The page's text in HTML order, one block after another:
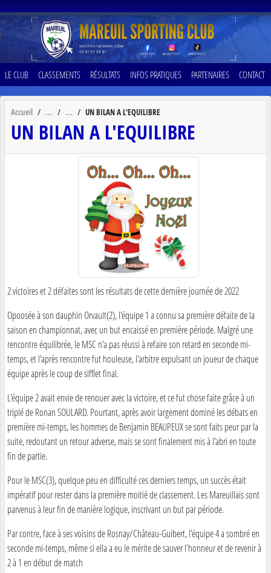
LE CLUB CLASSEMENTS RÉSULTATS INFOS PRATIQUES PARTENAIRES CONTACT
Accueil UN BILAN A L'EQUILIBRE
UN BILAN A L'EQUILIBRE
2 victoires et 2 défaites sont les résultats de cette dernière journée de 2022
Opoosée à son dauphin Orvault(2), l'équipe 1 a connu sa première défaite de la
saison en championnat, avec un but encaissé en première période. Malgré une
rencontre équilibrée, le MSC n'a pas réussi à refaire son retard en seconde mi-
temps, et l'après rencontre fut houleuse, l'arbitre expulsant un joueur de chaque
équipe après le coup de sifflet final.
L'équipe 2 avait envie de renouer avec la victoire, et ce fut chose faite grâce à un
triplé de Ronan SOULARD. Pourtant, après avoir largement dominé les débats en
première mi-temps, les hommes de Benjamin BEAUPEUX se sont faits peur par la
suite, redoutant un retour adverse, mais se sont finalement mis à l'abri en toute
fin de partie.
Pour le MSC(3), quelque peu en difficulté ces derniers temps, un succès était
impératif pour rester dans la première moitié de classement. Les Mareuillais sont
parvenus à leur fin de manière logique, inscrivant un but par période.
Par contre, face à ses voisins de Rosnay/Château-Guibert, l'équipe 4 a sombré en
seconde mi-temps, même si ella a eu le mérite de sauver l'honneur et de revenir à
2 à 1 en début de match